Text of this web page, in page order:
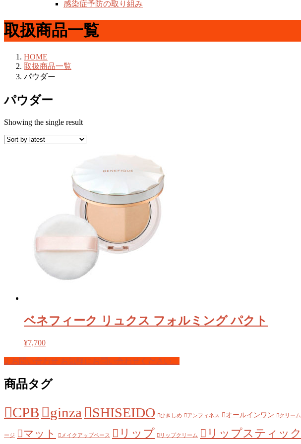
感染症予防の取り組み
取扱商品一覧
HOME
取扱商品一覧
パウダー
パウダー
Showing the single result
ベネフィーク リュクス フォルミング パクト
¥7,700
お問い合わせ お気軽にお問い合わせください。
商品タグ
CPB ginza SHISEIDO ひきしめ アンフィネス オールインワン クリーム
ージ マット メイクアップベース リップ リップクリーム リップスティック